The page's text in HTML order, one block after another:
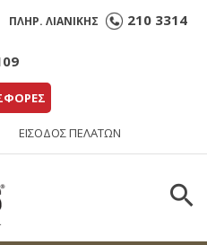
ΠΛΗΡ. ΛΙΑΝΙΚΗΣ 210 3314
ΕΙΣΟΔΟΣ ΠΕΛΑΤΩΝ